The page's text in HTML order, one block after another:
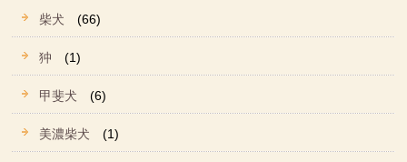
柴犬 (66)
狆 (1)
甲斐犬 (6)
美濃柴犬 (1)